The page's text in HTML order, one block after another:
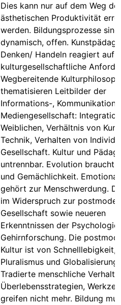
Dies kann nur auf dem Weg der
ästhetischen Produktivität
werden. Bildungsprozesse sind
dynamisch, offen.
Denken/ Handeln reagiert auf
kulturgesellschaftliche
Wegbereitende
thematisieren Leitbilder der
Informations-,
Mediengesellschaft:
Weiblichen, Verhältnis von
Technik, Verhalten von
Gesellschaft. Kultur und
untrennbar. Evolution braucht
und Gemächlichkeit.
gehört zur Menschwerdung.
im Widerspruch zur
Gesellschaft sowie neueren
Erkenntnissen der Psychologie
Gehirnforschung. Die
Kultur ist von Schnelllebigkeit,
Pluralismus und
Tradierte menschliche
Überlebensstrategien,
greifen nicht mehr. Bildung